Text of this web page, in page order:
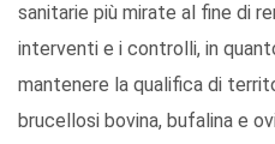
sanitarie più mirate al fine di
interventi e i controlli, in
mantenere la qualifica di
brucellosi bovina, bufalina e